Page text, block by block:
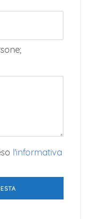
l'informativa